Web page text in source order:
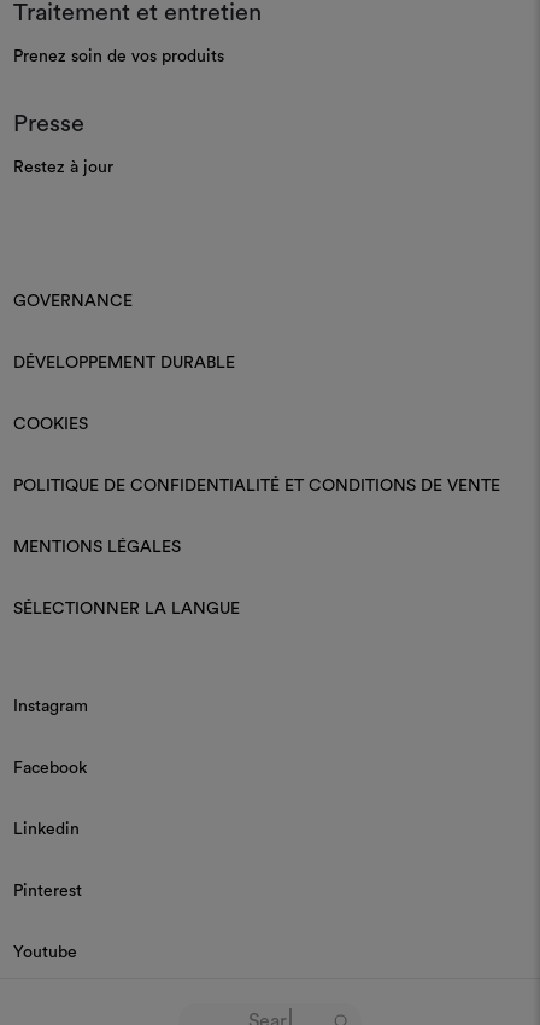
Traitement et entretien
Prenez soin de vos produits
Presse
Restez à jour
GOVERNANCE
DÉVELOPPEMENT DURABLE
COOKIES
POLITIQUE DE CONFIDENTIALITÉ ET CONDITIONS DE VENTE
MENTIONS LÉGALES
SÉLECTIONNER LA LANGUE
Instagram
Facebook
Linkedin
Pinterest
Youtube
© 2026 Dedar P.IVA 03187590157